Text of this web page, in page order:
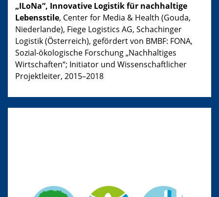
„ILoNa“, Innovative Logistik für nachhaltige
Lebensstile, Center for Media & Health (Gouda,
Niederlande), Fiege Logistics AG, Schachinger
Logistik (Österreich), gefördert von BMBF: FONA,
Sozial-ökologische Forschung „Nachhaltiges
Wirtschaften“; Initiator und Wissenschaftlicher
Projektleiter, 2015–2018